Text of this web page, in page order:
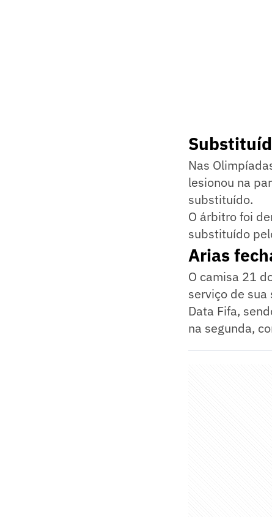
Nas
lesionou na
substituído.
O árbitro foi
substituído
Arias
O camisa 21
serviço de
Data Fifa,
na segunda,